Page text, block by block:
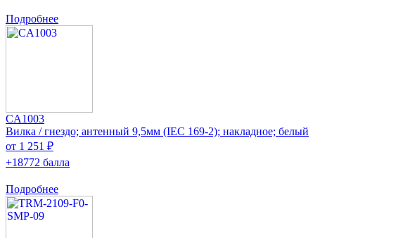
Подробнее
CA1003
Вилка / гнездо; антенный 9,5мм (IEC 169-2); накладное; белый
от 1 251 ₽
+18772 балла
Подробнее